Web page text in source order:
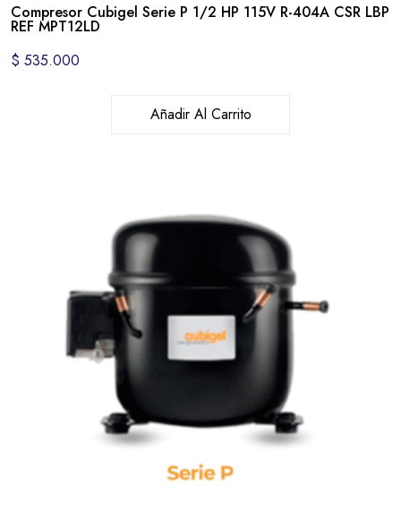
Compresor Cubigel Serie P 1/2 HP 115V R-404A CSR LBP
REF MPT12LD
$ 535.000
Añadir Al Carrito